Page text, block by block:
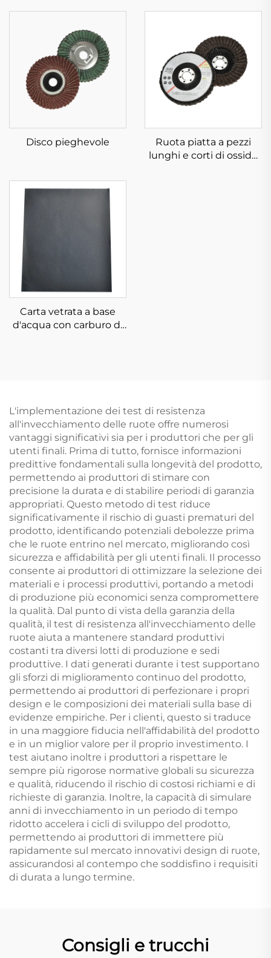
Disco pieghevole
Ruota piatta a pezzi
lunghi e corti di ossido
Carta vetrata a base
d'acqua con carburo di
L'implementazione dei test di resistenza
all'invecchiamento delle ruote offre numerosi
vantaggi significativi sia per i produttori che per gli
utenti finali. Prima di tutto, fornisce informazioni
predittive fondamentali sulla longevità del prodotto,
permettendo ai produttori di stimare con
precisione la durata e di stabilire periodi di garanzia
appropriati. Questo metodo di test riduce
significativamente il rischio di guasti prematuri del
prodotto, identificando potenziali debolezze prima
che le ruote entrino nel mercato, migliorando così
sicurezza e affidabilità per gli utenti finali. Il processo
consente ai produttori di ottimizzare la selezione dei
materiali e i processi produttivi, portando a metodi
di produzione più economici senza compromettere
la qualità. Dal punto di vista della garanzia della
qualità, il test di resistenza all'invecchiamento delle
ruote aiuta a mantenere standard produttivi
costanti tra diversi lotti di produzione e sedi
produttive. I dati generati durante i test supportano
gli sforzi di miglioramento continuo del prodotto,
permettendo ai produttori di perfezionare i propri
design e le composizioni dei materiali sulla base di
evidenze empiriche. Per i clienti, questo si traduce
in una maggiore fiducia nell'affidabilità del prodotto
e in un miglior valore per il proprio investimento. I
test aiutano inoltre i produttori a rispettare le
sempre più rigorose normative globali su sicurezza
e qualità, riducendo il rischio di costosi richiami e di
richieste di garanzia. Inoltre, la capacità di simulare
anni di invecchiamento in un periodo di tempo
ridotto accelera i cicli di sviluppo del prodotto,
permettendo ai produttori di immettere più
rapidamente sul mercato innovativi design di ruote,
assicurandosi al contempo che soddisfino i requisiti
di durata a lungo termine.
Consigli e trucchi